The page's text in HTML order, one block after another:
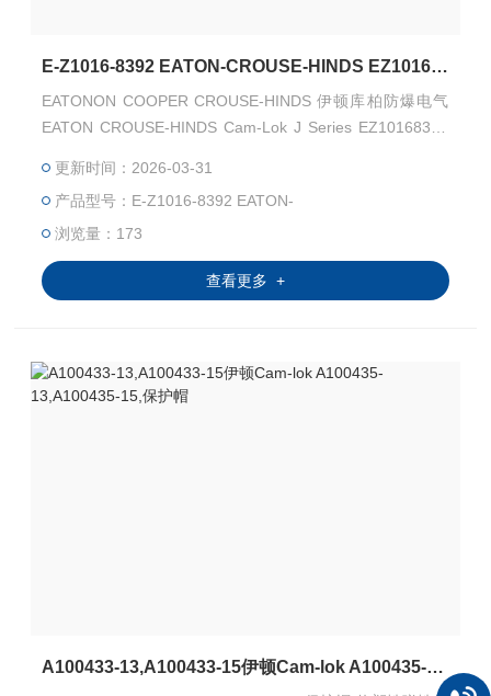
E-Z1016-8392 EATON-CROUSE-HINDS EZ10168392 Cam-Lok J Series
EATONON COOPER CROUSE-HINDS 伊顿库柏防爆电气
EATON CROUSE-HINDS Cam-Lok J Series EZ10168392
连接器 EATON CROUSE-HINDS 总代理-Kunshan Beiyuan
Electric Co.,Ltd
更新时间：2026-03-31
产品型号：E-Z1016-8392 EATON-
浏览量：173
查看更多 +
A100433-13,A100433-15伊顿Cam-lok A100435-13,A100435-15,保护帽